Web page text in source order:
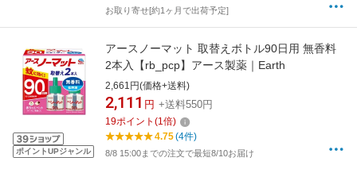
お取り寄せ[約1ヶ月で出荷予定]
ポイントUPジャンル
アースノーマット 取替えボトル90日用 無香料
2本入【rb_pcp】アース製薬｜Earth
2,661円(価格+送料)
2,111 円 +送料550円
19ポイント (1倍)
4.75(4件)
8/8 15:00までの注文で最短8/10お届け